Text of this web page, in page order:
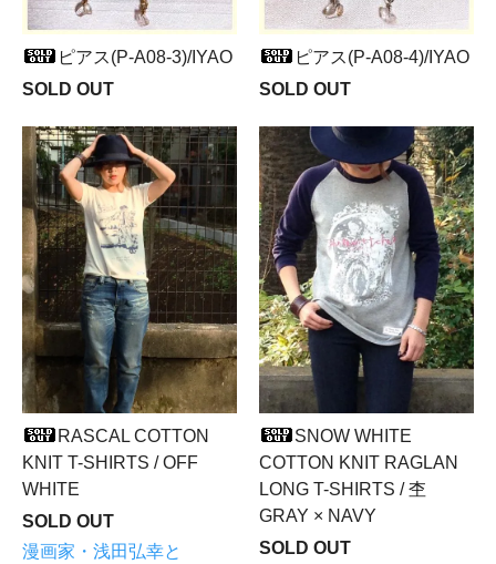
ピアス(P-A08-3)/IYAO
SOLD OUT
ピアス(P-A08-4)/IYAO
SOLD OUT
RASCAL COTTON
KNIT T-SHIRTS / OFF
WHITE
SOLD OUT
漫画家・浅田弘幸と
SNOW WHITE
COTTON KNIT RAGLAN
LONG T-SHIRTS / 杢
GRAY × NAVY
SOLD OUT